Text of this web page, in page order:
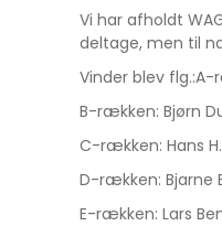
Vi har afholdt
deltage, men til
Vinder blev
B-rækken: Bjørn
C-rækken: Hans
D-rækken: Bjarne
E-rækken: Lars